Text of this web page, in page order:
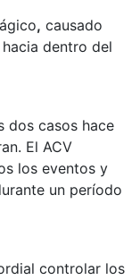
, causado
dentro del
dos casos hace
El ACV
los eventos y
un período
controlar los